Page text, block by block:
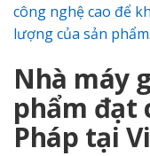
công nghệ cao để
lượng của sản phẩm.
Nhà máy
phẩm đạt
Pháp tại